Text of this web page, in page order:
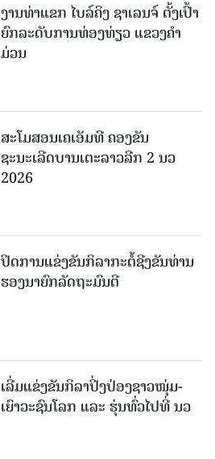
ງານທ່າແຂກ ໄບລ໌ຄິງ ຊາເລນຈ໌ ຕັ້ງເປົ້າ
ຍົກລະດັບການທ່ອງທ່ຽວ ແຂວງຄໍາ
ມ່ວນ
ສະໂມສອນເຄເອັມທີ ຄອງຂັນ
ຊະນະເລີດບານເຕະລາວລີກ 2 ນວ
2026
ປິດການແຂ່ງຂັນກິລາກະຕໍ້ຊີງຂັນທ່ານ
ຮອງນາຍົກລັດຖະມົນຕີ
ເລີ່ມແຂ່ງຂັນກິລາປິ່ງປ່ອງຊາວໜຸ່ມ-
ເຍົາວະຊົນໂລກ ແລະ ຮຸ່ນທົ່ວໄປທີ່ ນວ